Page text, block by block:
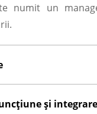
numit un
și